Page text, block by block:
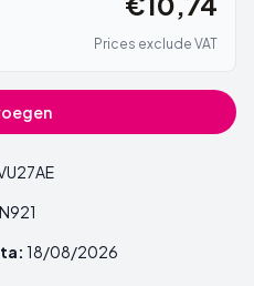
Prices exclude VAT
18/08/2026